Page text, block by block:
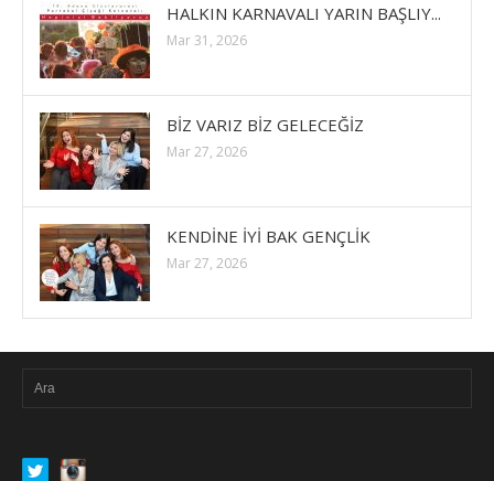
HALKIN KARNAVALI YARIN BAŞLIY...
Mar 31, 2026
BİZ VARIZ BİZ GELECEĞİZ
Mar 27, 2026
KENDİNE İYİ BAK GENÇLİK
Mar 27, 2026